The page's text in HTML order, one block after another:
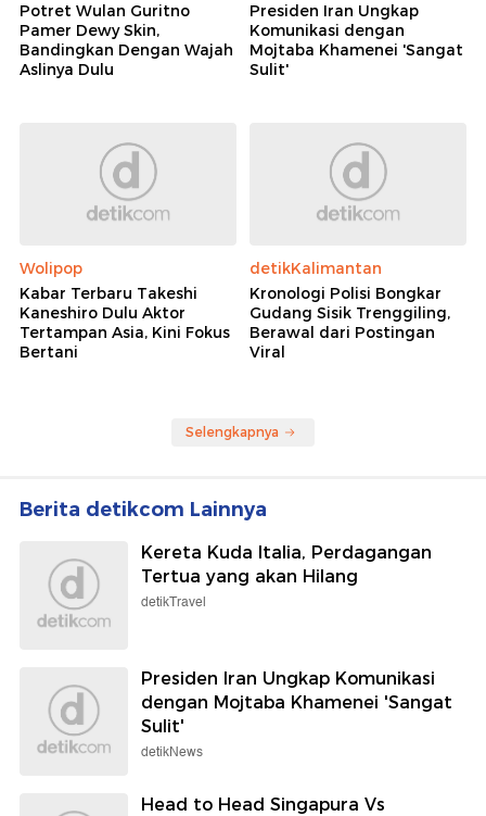
Potret Wulan Guritno
Pamer Dewy Skin,
Bandingkan Dengan Wajah
Aslinya Dulu
Presiden Iran Ungkap
Komunikasi dengan
Mojtaba Khamenei 'Sangat
Sulit'
Wolipop
Kabar Terbaru Takeshi
Kaneshiro Dulu Aktor
Tertampan Asia, Kini Fokus
Bertani
detikKalimantan
Kronologi Polisi Bongkar
Gudang Sisik Trenggiling,
Berawal dari Postingan
Viral
Selengkapnya
Berita detikcom Lainnya
Kereta Kuda Italia, Perdagangan
Tertua yang akan Hilang
detikTravel
Presiden Iran Ungkap Komunikasi
dengan Mojtaba Khamenei 'Sangat
Sulit'
detikNews
Head to Head Singapura Vs